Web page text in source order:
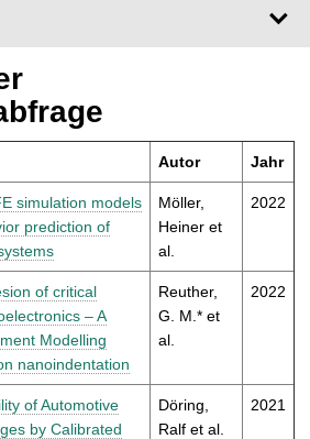
Autor Jahr
simulation models
prediction of
Möller,
Heiner et
al.
2022
of critical
– A
Modelling
nanoindentation
Reuther,
G. M.* et
al.
2022
of Automotive
by Calibrated
Döring,
Ralf et al.
2021